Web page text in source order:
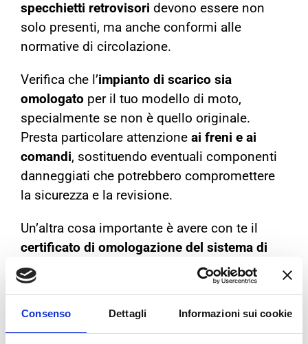
Consenso Dettagli Informazioni sui cookie
specchietti retrovisori devono essere non
solo presenti, ma anche conformi alle
normative di circolazione.
Verifica che l’impianto di scarico sia
omologato per il tuo modello di moto,
specialmente se non è quello originale.
Presta particolare attenzione ai freni e ai
comandi, sostituendo eventuali componenti
danneggiati che potrebbero compromettere
la sicurezza e la revisione.
Un’altra cosa importante è avere con te il
certificato di omologazione del sistema di
scarico
, soprattutto se è stato sostituito
quello di serie.
Assicurati di portare questo
documento durante la revisione